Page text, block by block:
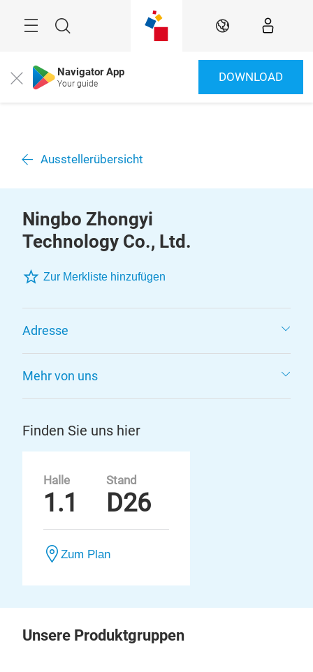
Suche DE
Close Navigator App
Your guide DOWNLOAD
Ausstellerübersicht
Ningbo Zhongyi
Technology Co., Ltd.
Zur Merkliste hinzufügen
Adresse
Mehr von uns
Finden Sie uns hier
Halle
1.1
Stand
D26
Zum Plan
Unsere Produktgruppen